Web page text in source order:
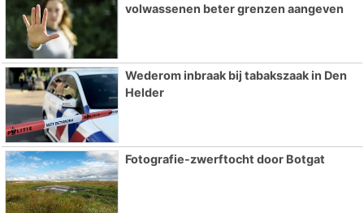
volwassenen beter grenzen aangeven
Wederom inbraak bij tabakszaak in Den
Helder
Fotografie-zwerftocht door Botgat